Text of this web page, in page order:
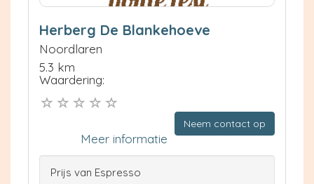
Herberg De Blankehoeve
Noordlaren
5.3 km
Waardering:
Neem contact op
Meer informatie
Prijs van Espresso